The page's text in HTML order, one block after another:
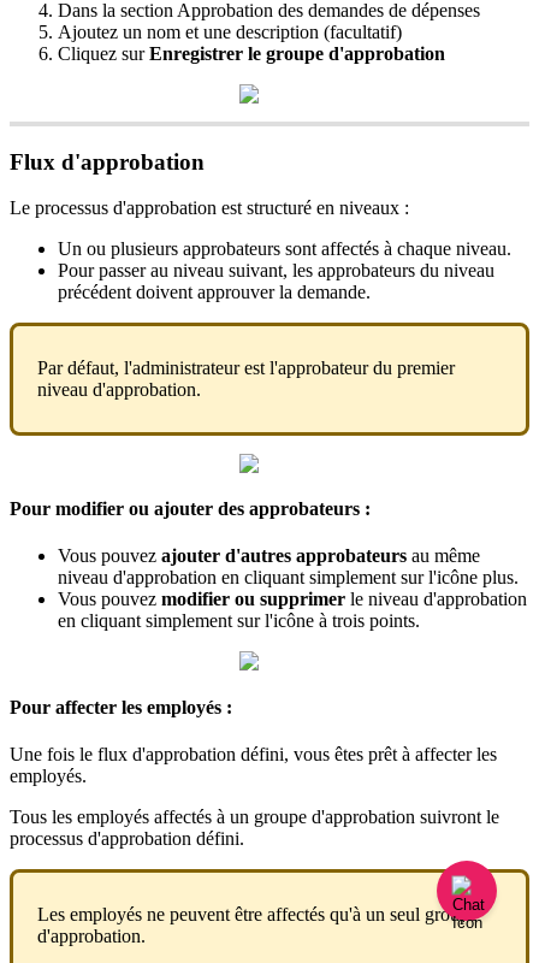
Dans la section Approbation des demandes de dépenses
Ajoutez un nom et une description (facultatif)
Cliquez sur Enregistrer le groupe d'approbation
Flux d'approbation
Le processus d'approbation est structuré en niveaux :
Un ou plusieurs approbateurs sont affectés à chaque niveau.
Pour passer au niveau suivant, les approbateurs du niveau
précédent doivent approuver la demande.
Par défaut, l'administrateur est l'approbateur du premier
niveau d'approbation.
Pour modifier ou ajouter des approbateurs :
Vous pouvez ajouter d'autres approbateurs au même
niveau d'approbation en cliquant simplement sur l'icône plus.
Vous pouvez modifier ou supprimer le niveau d'approbation
en cliquant simplement sur l'icône à trois points.
Pour affecter les employés :
Une fois le flux d'approbation défini, vous êtes prêt à affecter les
employés.
Tous les employés affectés à un groupe d'approbation suivront le
processus d'approbation défini.
Les employés ne peuvent être affectés qu'à un seul groupe
d'approbation.